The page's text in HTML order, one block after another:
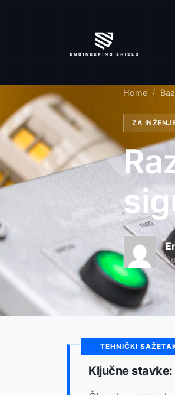
Home
ZA
TEHNIČKI
Ključne stavke: